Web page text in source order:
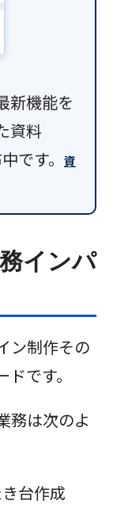
新機能を
資料
です。 資
インパ
ン制作その
です。
務は次のよ
台作成